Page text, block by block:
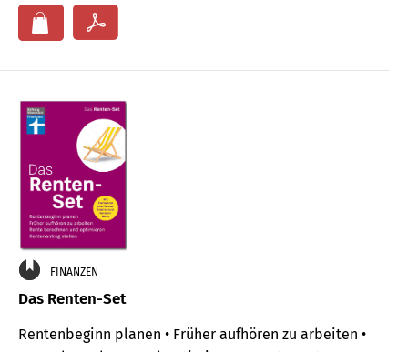
FINANZEN
Das Renten-Set
Rentenbeginn planen • Früher aufhören zu arbeiten •